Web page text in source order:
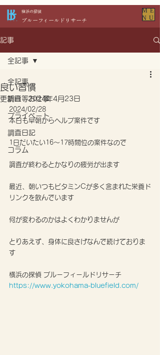
​横浜の探偵
​ブルーフィールドリサーチ
ME
NU
記事
全記事
調査等お仕事
プライベート
調査日記
コラム
全記事
良い習慣
更新日：2024年4月23日
2024/02/28
本日も早朝からヘルプ案件です
1日だいたい16〜17時間位の案件なので
調査が終わるとかなりの疲労が出ます
最近、朝いつもビタミンCが多く含まれた栄養ド
リンクを飲んでいます
何が変わるのかはよくわかりませんが
とりあえず、身体に良さげなんで続けておりま
す
横浜の探偵 ブルーフィールドリサーチ
https://www.yokohama-bluefield.com/